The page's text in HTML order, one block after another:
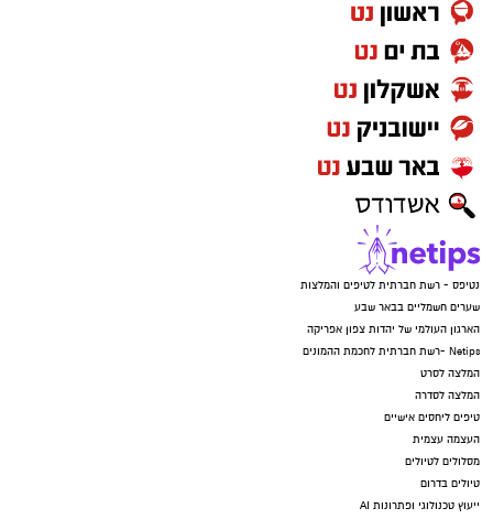
נטיפס - רשת חברתית לטיפים והמלצות
שערים חשמליים בבאר שבע
הארגון העולמי של יהדות צפון אפריקה
Netips -רשת חברתית לחכמת ההמונים
המלצה לסרט
המלצה לסדרה
טיפים ליחסים אישיים
העצמה עצמית
מסלולים לטיולים
טיולים בדרום
ייעוץ טכנולוגי ופתרונות AI